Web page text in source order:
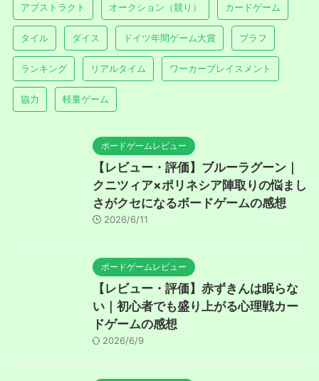
アブストラクト オークション（競り） カードゲーム
タイル ダイス ドイツ年間ゲーム大賞 ブラフ
ランキング リアルタイム ワーカープレイスメント
協力 軽量ゲーム
ボードゲームレビュー
【レビュー・評価】ブルーラグーン｜
クニツィア×ポリネシア陣取りの悩まし
さがクセになるボードゲームの感想
2026/6/11
ボードゲームレビュー
【レビュー・評価】赤ずきんは眠らな
い｜初心者でも盛り上がる心理戦カー
ドゲームの感想
2026/6/9